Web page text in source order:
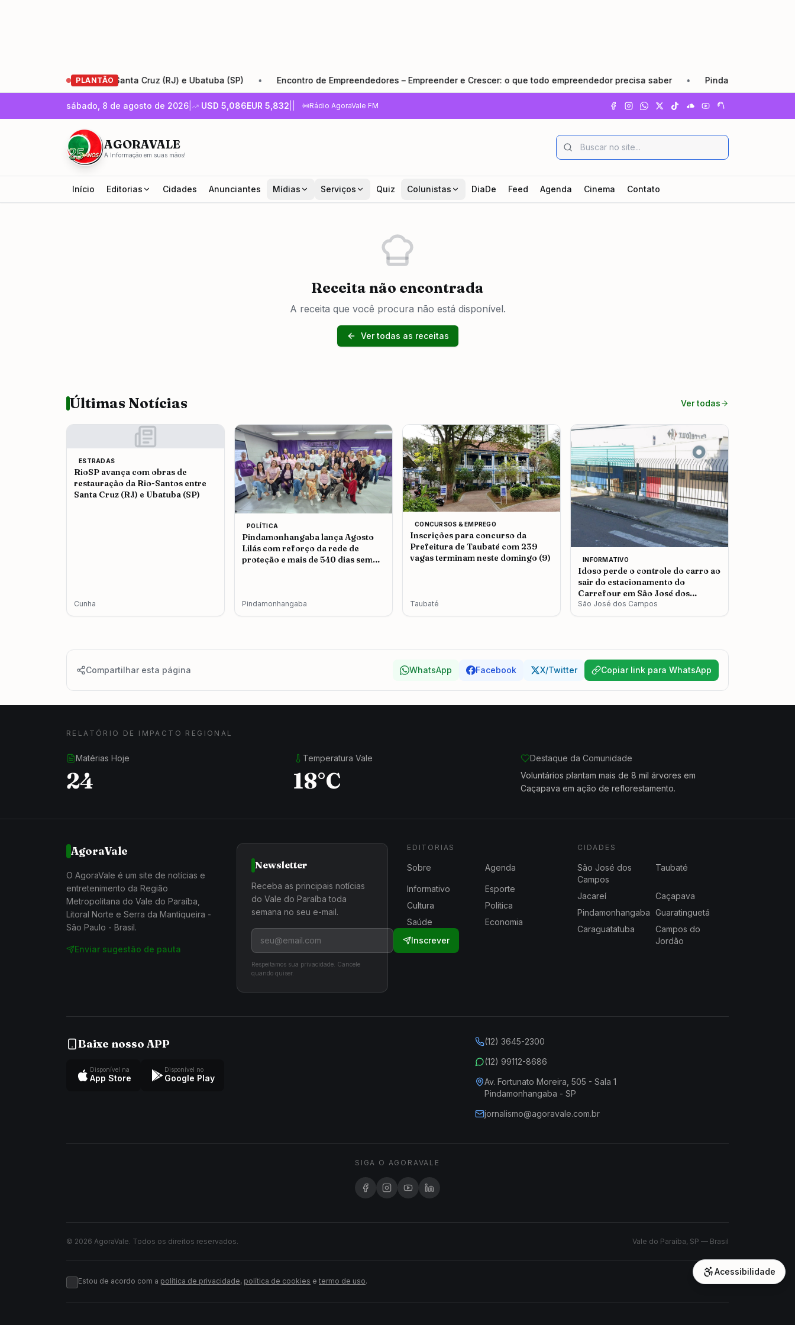
PLANTÃO
Rio-Santos entre Santa Cruz (RJ) e Ubatuba (SP) • Encontro de Empreendedores – Empreender e Crescer: o que todo empreendedor precisa saber • Pindamonhangaba lança
sábado, 8 de agosto de 2026 USD 5,086EUR 5,832 Rádio AgoraVale FM
AGORAVALE
A Informação em suas mãos!
Início Editorias Cidades Anunciantes Mídias Serviços Quiz Colunistas DiaDe Feed Agenda Cinema Contato
Receita não encontrada
A receita que você procura não está disponível.
Ver todas as receitas
Últimas Notícias Ver todas
ESTRADAS
RioSP avança com obras de
restauração da Rio-Santos entre
Santa Cruz (RJ) e Ubatuba (SP)
Cunha
POLÍTICA
Pindamonhangaba lança Agosto
Lilás com reforço da rede de
proteção e mais de 540 dias sem
Pindamonhangaba
CONCURSOS & EMPREGO
Inscrições para concurso da
Prefeitura de Taubaté com 239
vagas terminam neste domingo (9)
Taubaté
INFORMATIVO
Idoso perde o controle do carro ao
sair do estacionamento do
Carrefour em São José dos
Campos
São José dos Campos
Compartilhar esta página WhatsApp Facebook X/Twitter Copiar link para WhatsApp
RELATÓRIO DE IMPACTO REGIONAL
Matérias Hoje
24
Temperatura Vale
18°C
Destaque da Comunidade
Voluntários plantam mais de 8 mil árvores em
Caçapava em ação de reflorestamento.
AgoraVale
O AgoraVale é um site de notícias e
entretenimento da Região
Metropolitana do Vale do Paraíba,
Litoral Norte e Serra da Mantiqueira -
São Paulo - Brasil.
Enviar sugestão de pauta
Newsletter
Receba as principais notícias
do Vale do Paraíba toda
semana no seu e-mail.
Inscrever
Respeitamos sua privacidade. Cancele
quando quiser.
EDITORIAS
Sobre Agenda
Informativo
Esporte
Cultura
Política
Saúde
Economia
CIDADES
São José dos
Campos
Taubaté
Jacareí
Caçapava
Pindamonhangaba Guaratinguetá
Caraguatatuba
Campos do
Jordão
Baixe nosso APP
Disponível na
App Store
Disponível no
Google Play
(12) 3645-2300
(12) 99112-8686
Av. Fortunato Moreira, 505 - Sala 1
Pindamonhangaba - SP
jornalismo@agoravale.com.br
SIGA O AGORAVALE
© 2026 AgoraVale. Todos os direitos reservados. Vale do Paraíba, SP — Brasil
Estou de acordo com a política de privacidade, política de cookies e termo de uso.
Acessibilidade